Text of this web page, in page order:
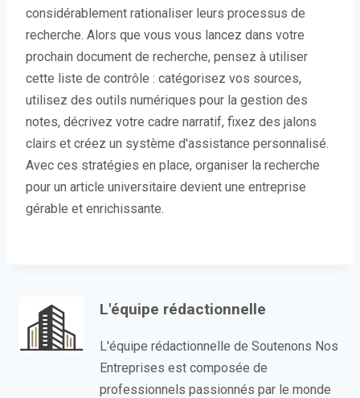
considérablement rationaliser leurs processus de
recherche. Alors que vous vous lancez dans votre
prochain document de recherche, pensez à utiliser
cette liste de contrôle : catégorisez vos sources,
utilisez des outils numériques pour la gestion des
notes, décrivez votre cadre narratif, fixez des jalons
clairs et créez un système d'assistance personnalisé.
Avec ces stratégies en place, organiser la recherche
pour un article universitaire devient une entreprise
gérable et enrichissante.
L'équipe rédactionnelle
L'équipe rédactionnelle de Soutenons Nos
Entreprises est composée de
professionnels passionnés par le monde